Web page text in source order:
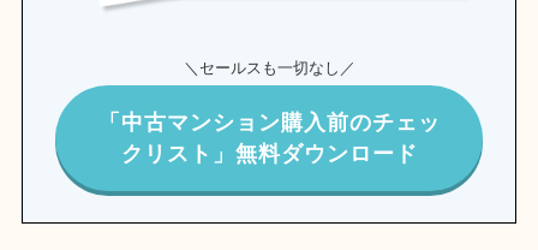
＼セールスも一切なし／
「中古マンション購入前のチェッ
クリスト」無料ダウンロード